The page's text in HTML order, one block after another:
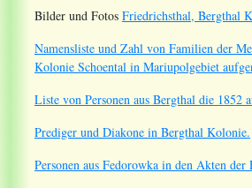
Bilder und Fotos Friedrichsthal, Bergthal
Namensliste und Zahl von Familien der
Kolonie Schoental in Mariupolgebiet
Liste von Personen aus Bergthal die 1852
Prediger und Diakone in Bergthal Kolonie.
Personen aus Fedorowka in den Akten